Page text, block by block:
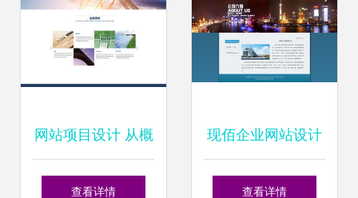
网站项目设计 从概
念到实现的网页与
查看详情
现佰企业网站设计
打造卓越网页与网
查看详情